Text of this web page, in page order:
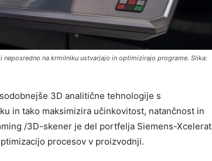
na krmilniku ustvarjajo in optimizirajo programe. Slika:
3D analitične tehnologije s
in tako maksimizira učinkovitost, natančnost in
/3D-skener je del portfelja Siemens-
procesov v proizvodnji.